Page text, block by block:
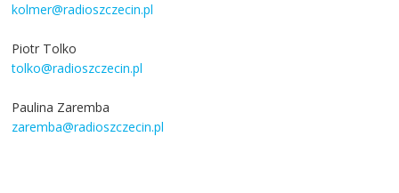
kolmer@radioszczecin.pl
Piotr Tolko
tolko@radioszczecin.pl
Paulina Zaremba
zaremba@radioszczecin.pl